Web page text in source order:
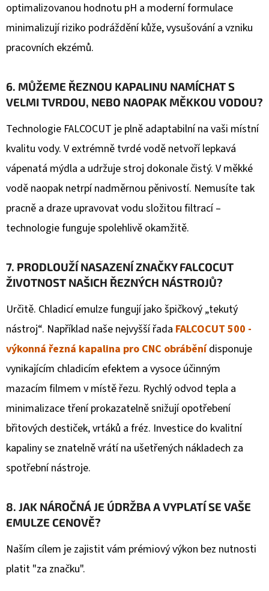
optimalizovanou hodnotu pH a moderní formulace
minimalizují riziko podráždění kůže, vysušování a vzniku
pracovních ekzémů.
6. MŮŽEME ŘEZNOU KAPALINU NAMÍCHAT S
VELMI TVRDOU, NEBO NAOPAK MĚKKOU VODOU?
Technologie FALCOCUT je plně adaptabilní na vaši místní
kvalitu vody. V extrémně tvrdé vodě netvoří lepkavá
vápenatá mýdla a udržuje stroj dokonale čistý. V měkké
vodě naopak netrpí nadměrnou pěnivostí. Nemusíte tak
pracně a draze upravovat vodu složitou filtrací –
technologie funguje spolehlivě okamžitě.
7. PRODLOUŽÍ NASAZENÍ ZNAČKY FALCOCUT
ŽIVOTNOST NAŠICH ŘEZNÝCH NÁSTROJŮ?
Určitě. Chladicí emulze fungují jako špičkový „tekutý
nástroj“. Například naše nejvyšší řada FALCOCUT 500 -
výkonná řezná kapalina pro CNC obráběnídisponuje
vynikajícím chladicím efektem a vysoce účinným
mazacím filmem v místě řezu. Rychlý odvod tepla a
minimalizace tření prokazatelně snižují opotřebení
břitových destiček, vrtáků a fréz. Investice do kvalitní
kapaliny se znatelně vrátí na ušetřených nákladech za
spotřební nástroje.
8. JAK NÁROČNÁ JE ÚDRŽBA A VYPLATÍ SE VAŠE
EMULZE CENOVĚ?
Naším cílem je zajistit vám prémiový výkon bez nutnosti
platit "za značku".